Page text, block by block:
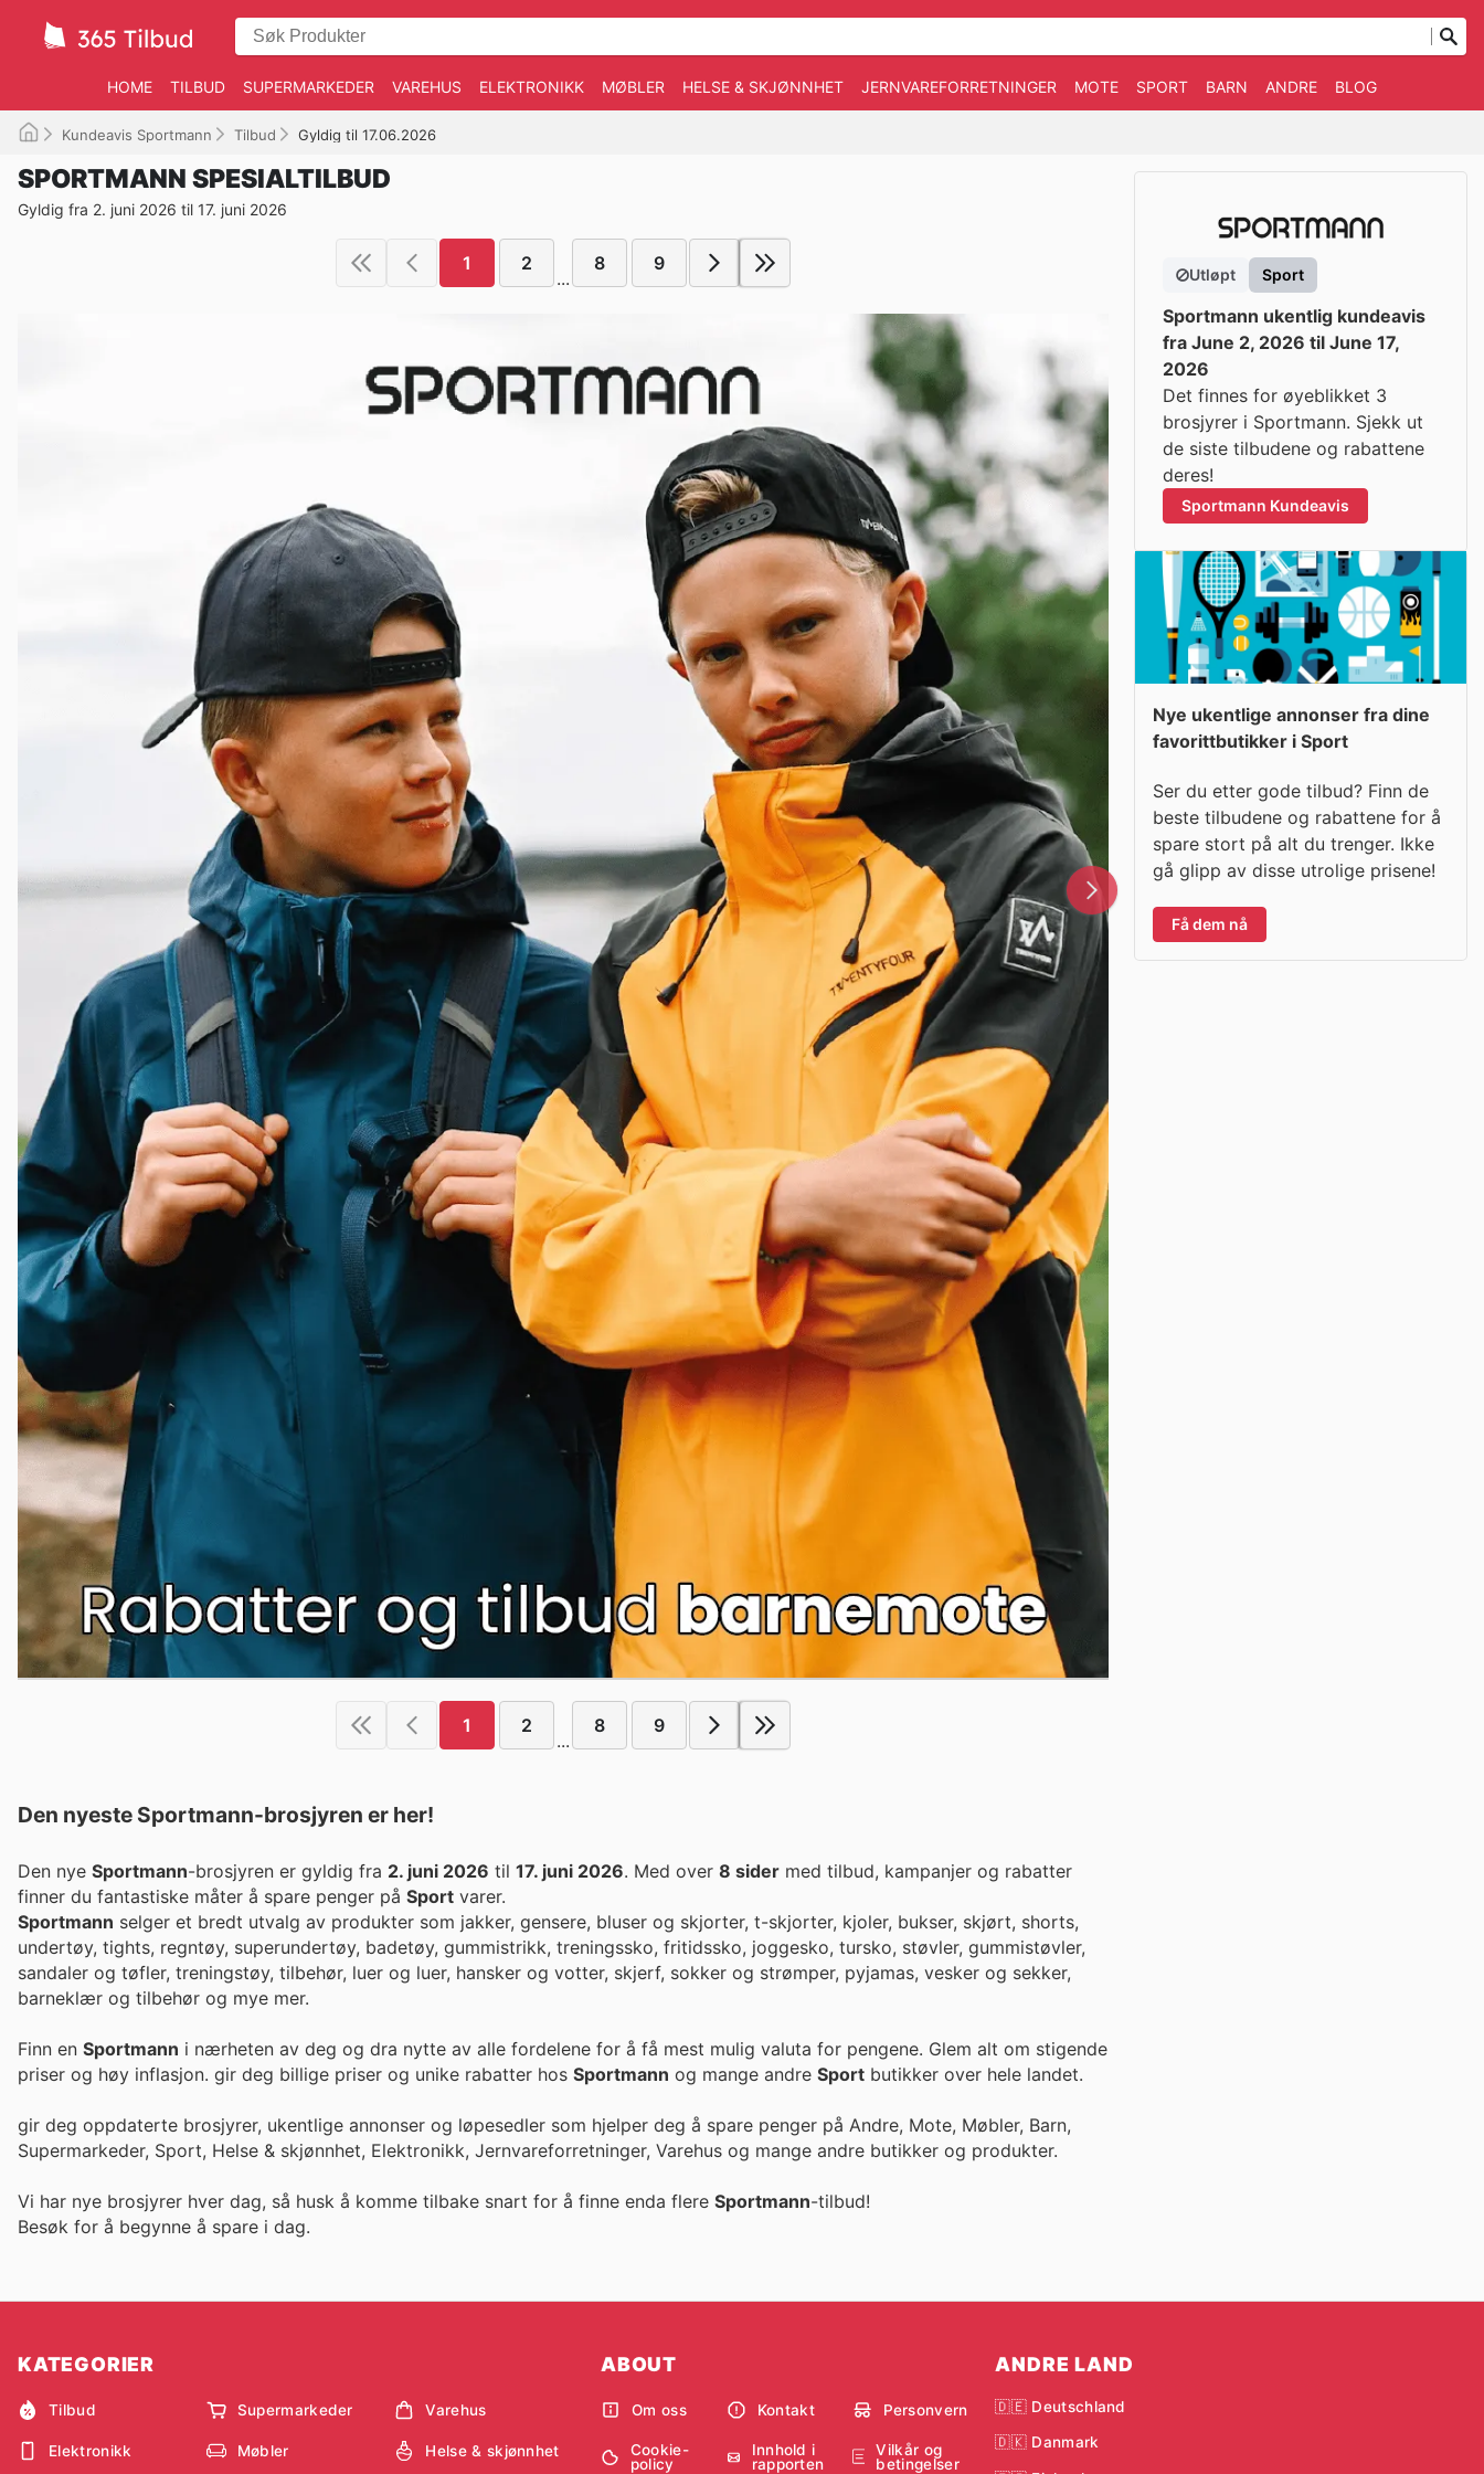
HOME TILBUD SUPERMARKEDER VAREHUS ELEKTRONIKK MØBLER HELSE & SKJØNNHET JERNVAREFORRETNINGER MOTE SPORT BARN ANDRE BLOG
Kundeavis Sportmann Tilbud Gyldig til 17.06.2026
SPORTMANN SPESIALTILBUD
Gyldig fra 2. juni 2026 til 17. juni 2026
1 2
...
8 9
1 2
...
8 9
Den nyeste Sportmann-brosjyren er her!
Den nye Sportmann-brosjyren er gyldig fra 2. juni 2026 til 17. juni 2026. Med over 8 sider med tilbud, kampanjer og rabatter
finner du fantastiske måter å spare penger på Sport varer.
Sportmann selger et bredt utvalg av produkter som jakker, gensere, bluser og skjorter, t-skjorter, kjoler, bukser, skjørt, shorts,
undertøy, tights, regntøy, superundertøy, badetøy, gummistrikk, treningssko, fritidssko, joggesko, tursko, støvler, gummistøvler,
sandaler og tøfler, treningstøy, tilbehør, luer og luer, hansker og votter, skjerf, sokker og strømper, pyjamas, vesker og sekker,
barneklær og tilbehør og mye mer.
Finn en Sportmann i nærheten av deg og dra nytte av alle fordelene for å få mest mulig valuta for pengene. Glem alt om stigende
priser og høy inflasjon. gir deg billige priser og unike rabatter hos Sportmann og mange andre Sport butikker over hele landet.
gir deg oppdaterte brosjyrer, ukentlige annonser og løpesedler som hjelper deg å spare penger på Andre, Mote, Møbler, Barn,
Supermarkeder, Sport, Helse & skjønnhet, Elektronikk, Jernvareforretninger, Varehus og mange andre butikker og produkter.
Vi har nye brosjyrer hver dag, så husk å komme tilbake snart for å finne enda flere Sportmann-tilbud!
Besøk for å begynne å spare i dag.
Utløpt Sport
Sportmann ukentlig kundeavis
fra June 2, 2026 til June 17,
2026
Det finnes for øyeblikket 3
brosjyrer i Sportmann. Sjekk ut
de siste tilbudene og rabattene
deres!
Sportmann Kundeavis
Nye ukentlige annonser fra dine
favorittbutikker i Sport
Ser du etter gode tilbud? Finn de
beste tilbudene og rabattene for å
spare stort på alt du trenger. Ikke
gå glipp av disse utrolige prisene!
Få dem nå
KATEGORIER
Tilbud Supermarkeder Varehus
Elektronikk Møbler Helse & skjønnhet
ABOUT
Om oss Kontakt Personvern
Cookie-
policy
Innhold i
rapporten
Vilkår og
betingelser
ANDRE LAND
🇩🇪 Deutschland
🇩🇰 Danmark